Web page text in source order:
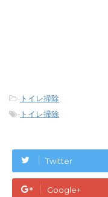
- トイレ掃除
- トイレ掃除
Twitter
Google+